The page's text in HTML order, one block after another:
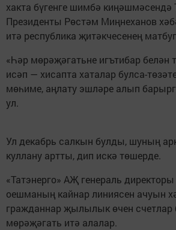
хакта бүгенге шимбә киңәшмәсендә
Президенты Рөстәм Миңнеханов
итә республика җитәкчесенең
«Һәр мөрәҗәгатьне игътибар белән
исәп — хисапта хаталар булса-
мөһиме, аңлату эшләре алып
ул.
Ул декабрь салкын булды, шуның
куллану артты, дип искә төшерде.
«Татэнерго» АҖ генераль
оешманың кайнар линиясен ачуын
гражданнар җылылык өчен счетлар
мөрәҗәгать итә алалар.